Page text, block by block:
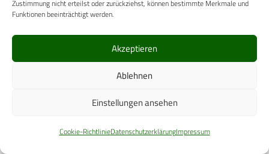
Zustimmung nicht erteilst oder zurückziehst, können bestimmte Merkmale und
Funktionen beeinträchtigt werden.
Akzeptieren
Ablehnen
Einstellungen ansehen
Cookie-RichtlinieDatenschutzerklärungImpressum
CPM VERLAG
CPM PUBLICATIONS
AUTORENHINWEISE